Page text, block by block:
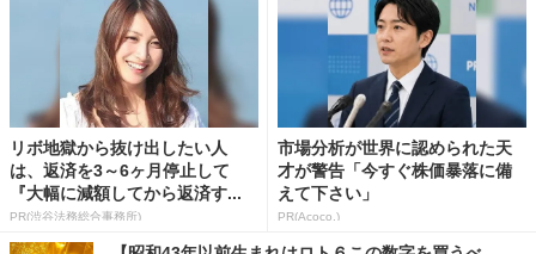
リボ地獄から抜け出したい人
は、返済を3～6ヶ月停止して
『大幅に減額してから返済す...
PR(渋谷法務総合事務所)
市場分析が世界に認められた天
才が警告「今すぐ株価暴落に備
えて下さい」
PR(Acoco.)